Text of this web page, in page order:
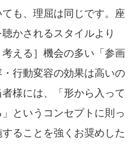
も、理屈は同じです。座
かされるスタイルより
える］機会の多い「参画
行動変容の効果は高いの
様には、「形から入って
というコンセプトに則っ
ることを強くお奨めした